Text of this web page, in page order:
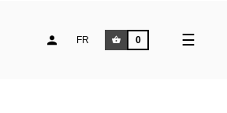
Toggle
☰
FR 0